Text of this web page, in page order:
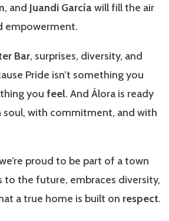
, and Juandi Garcíawill fill the air
empowerment.
Bar, surprises, diversity, and
Pride isn’t something you
youfeel. And Álora is ready
with commitment, and with
proud to be part of a town
to the future, embraces diversity,
a true home is built on respect.